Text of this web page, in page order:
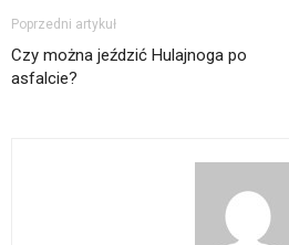
Poprzedni artykuł
Czy można jeździć Hulajnoga po
asfalcie?